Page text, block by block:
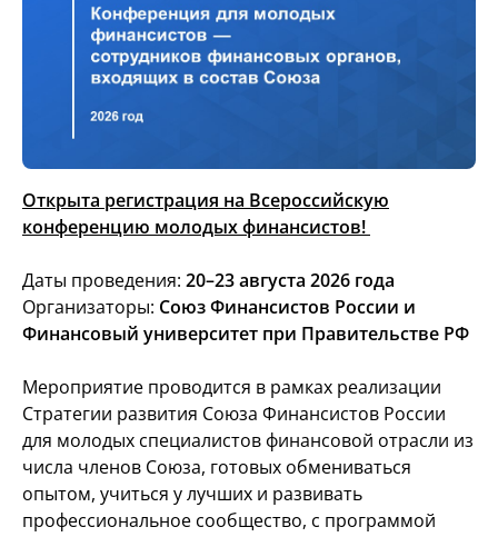
Открыта регистрация на Всероссийскую
конференцию молодых финансистов!
Даты проведения: 20–23 августа 2026 года
Организаторы: Союз Финансистов России и
Финансовый университет при Правительстве РФ
Мероприятие проводится в рамках реализации
Стратегии развития Союза Финансистов России
для молодых специалистов финансовой отрасли из
числа членов Союза, готовых обмениваться
опытом, учиться у лучших и развивать
профессиональное сообщество, с программой